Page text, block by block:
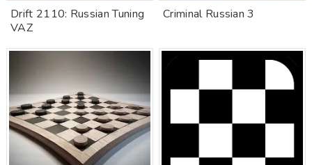
Drift 2110: Russian Tuning
VAZ
Criminal Russian 3